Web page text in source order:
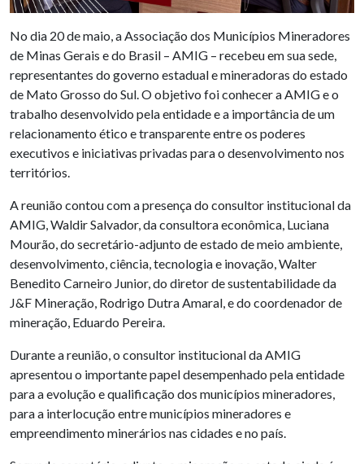
No dia 20 de maio, a Associação dos Municípios Mineradores
de Minas Gerais e do Brasil – AMIG – recebeu em sua sede,
representantes do governo estadual e mineradoras do estado
de Mato Grosso do Sul. O objetivo foi conhecer a AMIG e o
trabalho desenvolvido pela entidade e a importância de um
relacionamento ético e transparente entre os poderes
executivos e iniciativas privadas para o desenvolvimento nos
territórios.
A reunião contou com a presença do consultor institucional da
AMIG, Waldir Salvador, da consultora econômica, Luciana
Mourão, do secretário-adjunto de estado de meio ambiente,
desenvolvimento, ciência, tecnologia e inovação, Walter
Benedito Carneiro Junior, do diretor de sustentabilidade da
J&F Mineração, Rodrigo Dutra Amaral, e do coordenador de
mineração, Eduardo Pereira.
Durante a reunião, o consultor institucional da AMIG
apresentou o importante papel desempenhado pela entidade
para a evolução e qualificação dos municípios mineradores,
para a interlocução entre municípios mineradores e
empreendimento minerários nas cidades e no país.